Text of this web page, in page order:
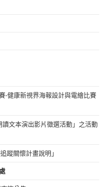
-健康新視界海報設計與電繪比賽
文本演出影片徵選活動」之活動
蹤關懷計畫說明」